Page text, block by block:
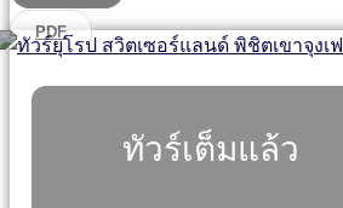
PDF
ทัวร์เต็มแล้ว